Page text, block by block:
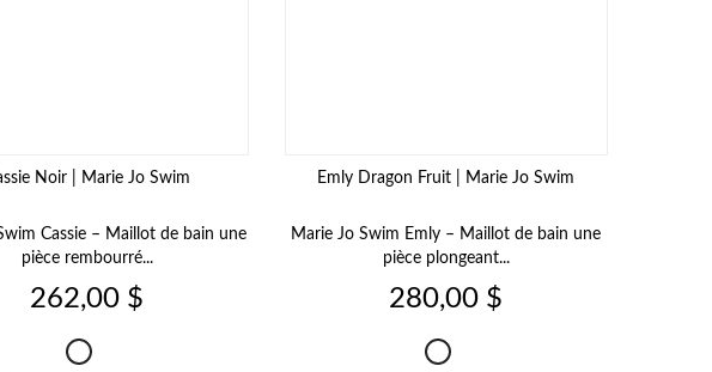
Noir | Marie Jo Swim
Cassie – Maillot de bain une
pièce rembourré...
Prix
262,00 $
Cassie
Emly Dragon Fruit | Marie Jo Swim
Marie Jo Swim Emly – Maillot de bain une
pièce plongeant...
Prix
280,00 $
Emly